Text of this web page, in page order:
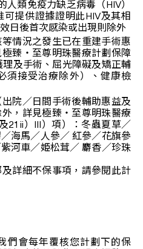
人類免疫力缺乏病毒（HIV）
提供證據證明此HIV及其相
日後首次感染或出現則除外
情況之發生已在重建手術惠
極臻‧至尊明珠醫療計劃保障
及手術、屈光障礙及矯正輔
須接受治療除外）、健康檢
院／日間手術後輔助惠益及
外，詳見極臻‧至尊明珠醫療
21 ii）III）項）：冬蟲夏草／
海馬／人參／ 紅參／花旗參
河車／姫松茸／ 麝香／珍珠
詳細不保事項，請參閱此計
們會每年覆核您計劃下的保